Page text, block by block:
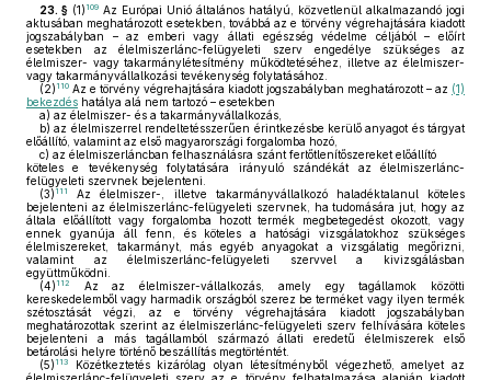
23. § (1) 109 Az Európai Unió általános hatályú, közvetlenül alkalmazandó jogi
aktusában meghatározott esetekben, továbbá az e törvény végrehajtására kiadott
jogszabályban – az emberi vagy állati egészség védelme céljából – előírt
esetekben az élelmiszerlánc-felügyeleti szerv engedélye szükséges az
élelmiszer- vagy takarmánylétesítmény működtetéséhez, illetve az élelmiszer-
vagy takarmányvállalkozási tevékenység folytatásához.
(2) 110 Az e törvény végrehajtására kiadott jogszabályban meghatározott – az (1)
bekezdés hatálya alá nem tartozó – esetekben
a) az élelmiszer- és a takarmányvállalkozás,
b) az élelmiszerrel rendeltetésszerűen érintkezésbe kerülő anyagot és tárgyat
előállító, valamint az első magyarországi forgalomba hozó,
c) az élelmiszerláncban felhasználásra szánt fertőtlenítőszereket előállító
köteles e tevékenység folytatására irányuló szándékát az élelmiszerlánc-
felügyeleti szervnek bejelenteni.
(3) 111
Az élelmiszer-, illetve takarmányvállalkozó haladéktalanul köteles
bejelenteni az élelmiszerlánc-felügyeleti szervnek, ha tudomására jut, hogy az
általa előállított vagy forgalomba hozott termék megbetegedést okozott, vagy
ennek gyanúja áll fenn, és köteles a hatósági vizsgálatokhoz szükséges
élelmiszereket, takarmányt, más egyéb anyagokat a vizsgálatig megőrizni,
valamint az élelmiszerlánc-felügyeleti szervvel a kivizsgálásban
együttműködni.
(4) 112
Az az élelmiszer-vállalkozás, amely egy tagállamok közötti
kereskedelemből vagy harmadik országból szerez be terméket vagy ilyen termék
szétosztását végzi, az e törvény végrehajtására kiadott jogszabályban
meghatározottak szerint az élelmiszerlánc-felügyeleti szerv felhívására köteles
bejelenteni a más tagállamból származó állati eredetű élelmiszerek első
betárolási helyre történő beszállítás megtörténtét.
(5) 113
Közétkeztetés kizárólag olyan létesítményből végezhető, amelyet az